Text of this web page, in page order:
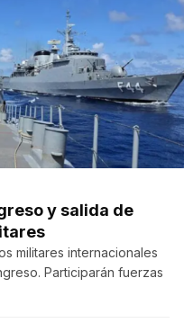
y salida de
militares internacionales
Participarán fuerzas